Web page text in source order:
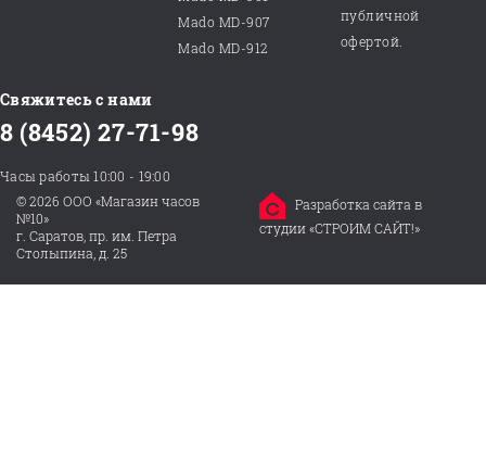
Mado MD-907
Mado MD-912
публичной
офертой.
Свяжитесь с нами
8 (8452) 27-71-98
Часы работы 10:00 - 19:00
© 2026 ООО «Магазин часов
№10»
г. Саратов, пр. им. Петра
Столыпина, д. 25
Разработка сайта в
студии «СТРОИМ САЙТ!»